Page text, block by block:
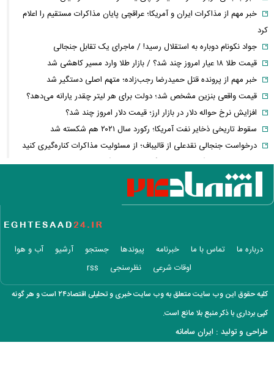
خبر مهم از مذاکرات ایران و آمریکا؛ عراقچی پایان مذاکرات مستقیم را اعلام
کرد
جواد نکونام دوباره به استقلال رسید! / ماجرای یک تقابل جنجالی
قیمت طلا ۱۸ عیار امروز چند شد؟ / بازار طلا وارد مسیر کاهشی شد
خبر مهم از پرونده قتل حمیدرضا رجب‌زاده؛ متهم اصلی دستگیر شد
قیمت واقعی بنزین مشخص شد؛ دولت برای هر لیتر چقدر یارانه می‌دهد؟
افزایش نرخ حواله دلار در بازار ارز؛ قیمت دلار امروز چند شد؟
سقوط تاریخی ذخایر نفت آمریکا؛ رکورد سال ۲۰۲۱ هم شکسته شد
درخواست جنجالی نقدعلی از قالیباف؛ از مسئولیت مذاکرات کناره‌گیری کنید
خبر مهم برای کارگران؛ زمان بازنگری مزایای کارگران اعلام شد + جزئیات
تصمیم جدید
محموله جدید بابک زنجانی به این استان ارسال شد
بورس و فرابورس سبزپوش شدند؛ بازار سرمایه امروز با قدرت شروع کرد
درخواست توقف تحمیل هزینه‌های مسئولیت اجتماعی به شرکت‌های بورسی
پیامی دارد؟
پیام تازه بورس برای سرمایه‌گذاران؛ بازار سرمایه به کدام سمت می‌رود؟
کلثوم اکبری اعدام می‌شود؟
چرا مبلغ قبوض آب، برق و گاز سر به فلک کشیده است؟/ اصلاح الگوی
درباره ما تماس با ما خبرنامه پیوندها جستجو آرشیو
آب و هوا
اوقات شرعی
نظرسنجی rss
کلیه حقوق این وب سایت متعلق به وب سایت خبری و تحلیلی اقتصاد۲۴ است و هر گونه
کپی برداری با ذکر منبع بلا مانع است.
طراحی و تولید : ایران سامانه